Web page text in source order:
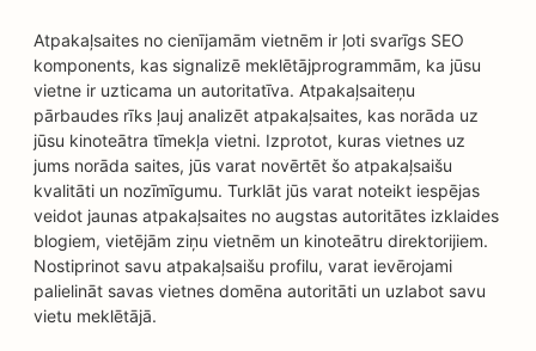
Atpakaļsaites no cienījamām vietnēm ir ļoti svarīgs SEO
komponents, kas signalizē meklētājprogrammām, ka jūsu
vietne ir uzticama un autoritatīva. Atpakaļsaiteņu
pārbaudes rīks ļauj analizēt atpakaļsaites, kas norāda uz
jūsu kinoteātra tīmekļa vietni. Izprotot, kuras vietnes uz
jums norāda saites, jūs varat novērtēt šo atpakaļsaišu
kvalitāti un nozīmīgumu. Turklāt jūs varat noteikt iespējas
veidot jaunas atpakaļsaites no augstas autoritātes izklaides
blogiem, vietējām ziņu vietnēm un kinoteātru direktorijiem.
Nostiprinot savu atpakaļsaišu profilu, varat ievērojami
palielināt savas vietnes domēna autoritāti un uzlabot savu
vietu meklētājā.